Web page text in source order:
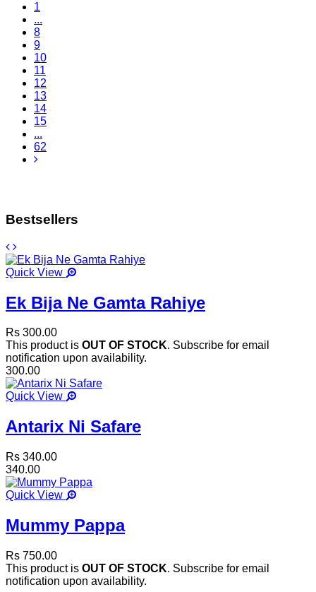
1
...
8
9
10
11
12
13
14
15
...
62
Bestsellers
Quick View
Ek Bija Ne Gamta Rahiye
Rs 300.00
This product is OUT OF STOCK. Subscribe for email
notification upon availability.
300.00
Quick View
Antarix Ni Safare
Rs 340.00
340.00
Quick View
Mummy Pappa
Rs 750.00
This product is OUT OF STOCK. Subscribe for email
notification upon availability.